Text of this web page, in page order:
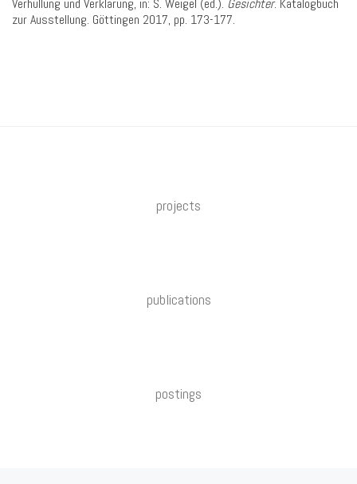
Verhüllung und Verklärung, in: S. Weigel (ed.). Gesichter. Katalogbuch
zur Ausstellung. Göttingen 2017, pp. 173-177.
projects
publications
postings